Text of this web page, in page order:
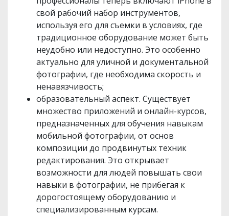
свой рабочий набор инструментов,
используя его для съемки в условиях, где
традиционное оборудование может быть
неудобно или недоступно. Это особенно
актуально для уличной и документальной
фотографии, где необходима скорость и
ненавязчивость;
образовательный аспект. Существует
множество приложений и онлайн-курсов,
предназначенных для обучения навыкам
мобильной фотографии, от основ
композиции до продвинутых техник
редактирования. Это открывает
возможности для людей повышать свои
навыки в фотографии, не прибегая к
дорогостоящему оборудованию и
специализированным курсам.